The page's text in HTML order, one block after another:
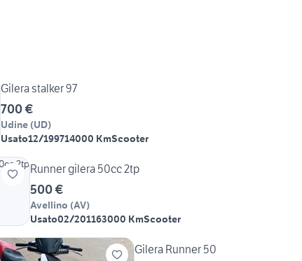
Gilera stalker 97
700 €
Udine (UD)
Usato12/199714000 KmScooter
Runner gilera 50cc 2tp
500 €
Avellino (AV)
Usato02/201163000 KmScooter
Gilera Runner 50